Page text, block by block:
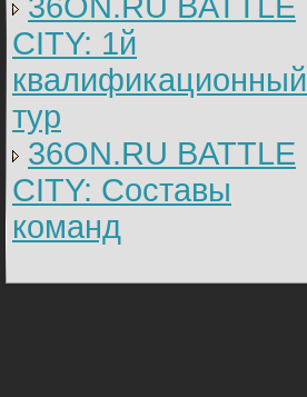
CITY: 1й
квалификационный
тур
36ON.RU BATTLE
CITY: Составы
команд